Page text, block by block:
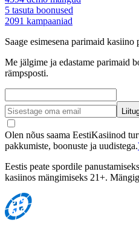
5 tasuta boonused
2091 kampaaniad
Saage esimesena parimaid kasiino
Me jälgime ja edastame parimaid
rämpsposti.
Olen nõus saama EestiKasiinod
pakkumiste, boonuste ja uudistega.
Eestis peate spordile
kasiinos mängimiseks 21+.